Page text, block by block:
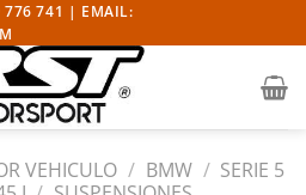
776 741 | EMAIL:
VEHICULO / BMW / SERIE 5